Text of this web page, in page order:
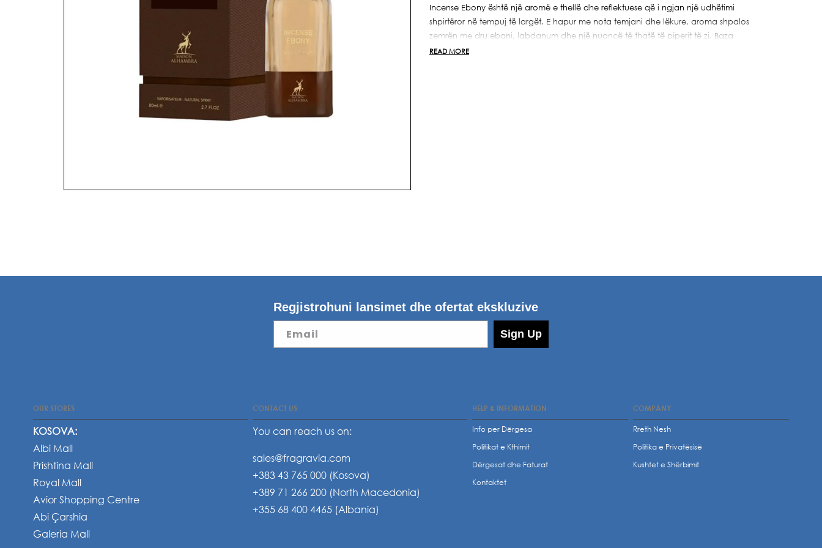
80ml
80ml
Incense Ebony është një aromë e thellë dhe reflektuese që i ngjan një udhëtimi
shpirtëror në tempuj të largët. E hapur me nota temjani dhe lëkure, aroma shpalos
zemrën me dru ebani, labdanum dhe një nuancë të thatë të piperit të zi. Baza
përmbyllet me myshk dhe patchouli, duke krijuar një përjetim të ngrohtë dhe
READ MORE
Regjistrohuni lansimet dhe ofertat ekskluzive
Email Sign Up
OUR STORES
KOSOVA:
Albi Mall
Prishtina Mall
Royal Mall
Avior Shopping Centre
Abi Çarshia
Galeria Mall
CONTACT US
You can reach us on:
sales@fragravia.com
+383 43 765 000 (Kosova)
+389 71 266 200 (North Macedonia)
+355 68 400 4465 (Albania)
HELP & INFORMATION
Info per Dërgesa
Politikat e Kthimit
Dërgesat dhe Faturat
Kontaktet
COMPANY
Rreth Nesh
Politika e Privatësisë
Kushtet e Shërbimit